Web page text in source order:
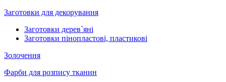
Заготовки для декорування
Заготовки дерев`яні
Заготовки пінопластові, пластикові
Золочення
Фарби для розпису тканин